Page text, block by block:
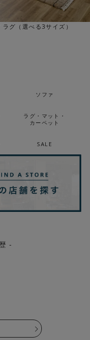
ケユラ ラグ（選べる3サイ
ソファ
ラグ・マット・
カーペット
SALE
-